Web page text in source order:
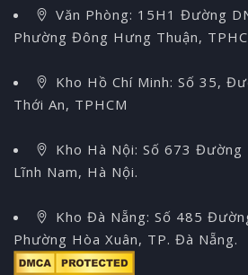
Văn Phòng: 15H1 Đường
Phường Đông Hưng Thuận,
Kho Hồ Chí Minh: Số 35,
Thới An, TPHCM
Kho Hà Nội: Số 673 Đường
Lĩnh Nam, Hà Nội.
Kho Đà Nẵng: Số 485
Phường Hòa Xuân, TP. Đà Nẵng.